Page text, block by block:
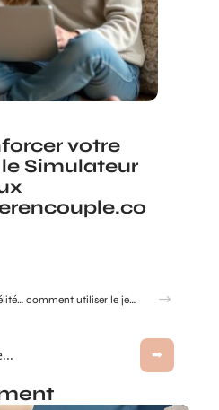
votre
Simulateur
Annonce, jeu concours, fidélité… comment utiliser le jeu à gratter personnalisé ?